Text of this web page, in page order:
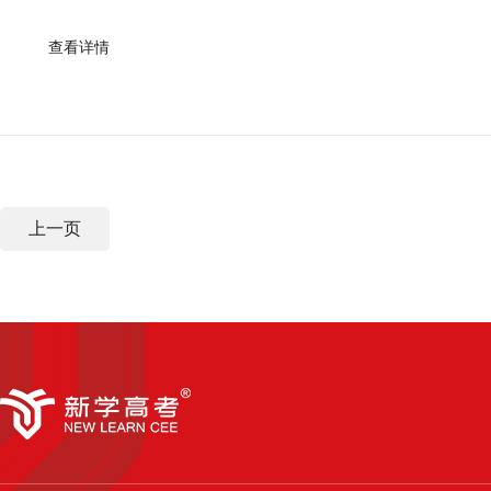
查看详情
上一页